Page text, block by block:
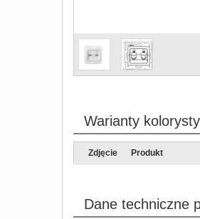
Warianty
Zdjęcie Produkt
Dane techniczne